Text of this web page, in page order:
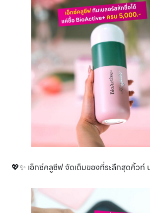
💖✨ เอ็กซ์คลูซีฟ จัดเต็มของที่ระลึกสุดคิ้วท์